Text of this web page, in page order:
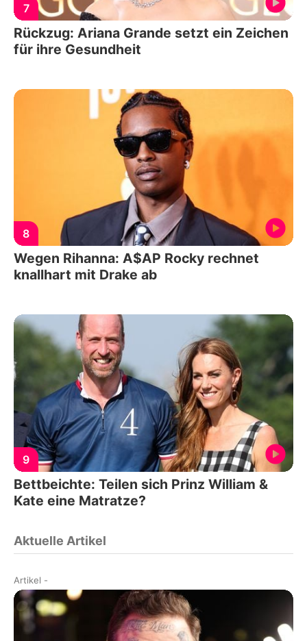
7
Rückzug: Ariana Grande setzt ein Zeichen
für ihre Gesundheit
8
Wegen Rihanna: A$AP Rocky rechnet
knallhart mit Drake ab
9
Bettbeichte: Teilen sich Prinz William &
Kate eine Matratze?
Aktuelle Artikel
Artikel -